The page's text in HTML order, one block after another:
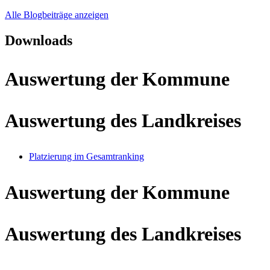
Alle Blogbeiträge anzeigen
Downloads
Auswertung der Kommune
Auswertung des Landkreises
Platzierung im Gesamtranking
Auswertung der Kommune
Auswertung des Landkreises